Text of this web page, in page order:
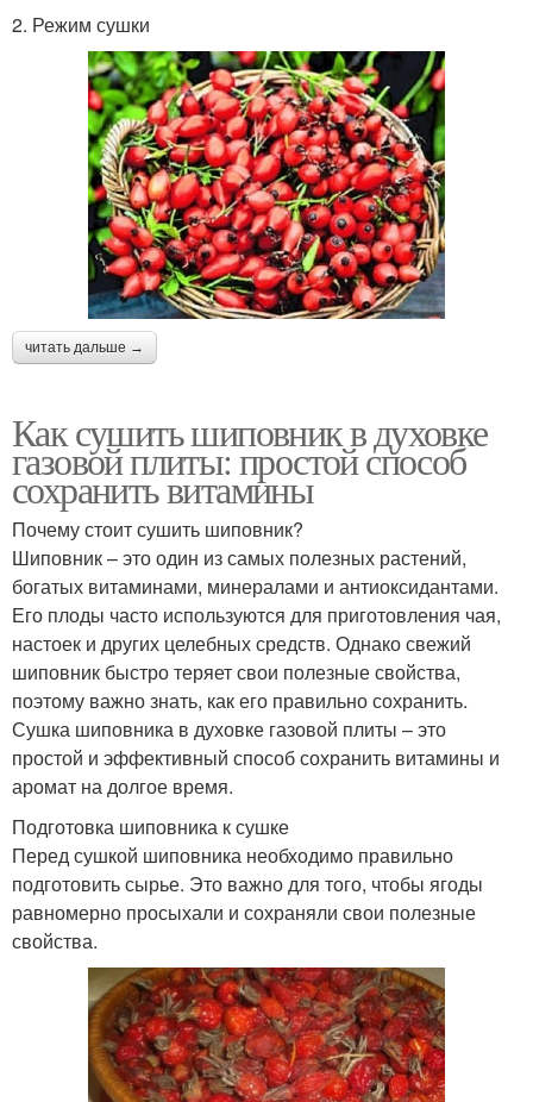
2. Режим сушки
читать дальше →
Как сушить шиповник в духовке
газовой плиты: простой способ
сохранить витамины
Почему стоит сушить шиповник?
Шиповник – это один из самых полезных растений,
богатых витаминами, минералами и антиоксидантами.
Его плоды часто используются для приготовления чая,
настоек и других целебных средств. Однако свежий
шиповник быстро теряет свои полезные свойства,
поэтому важно знать, как его правильно сохранить.
Сушка шиповника в духовке газовой плиты – это
простой и эффективный способ сохранить витамины и
аромат на долгое время.
Подготовка шиповника к сушке
Перед сушкой шиповника необходимо правильно
подготовить сырье. Это важно для того, чтобы ягоды
равномерно просыхали и сохраняли свои полезные
свойства.